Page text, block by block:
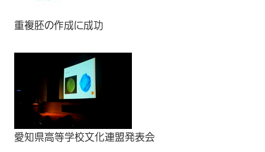
重複胚の作成に成功
愛知県高等学校文化連盟発表会